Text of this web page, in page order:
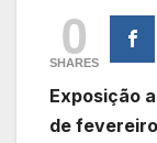
0
SHARES
Exposição
de